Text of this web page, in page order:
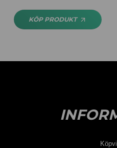
KÖP PRODUKT